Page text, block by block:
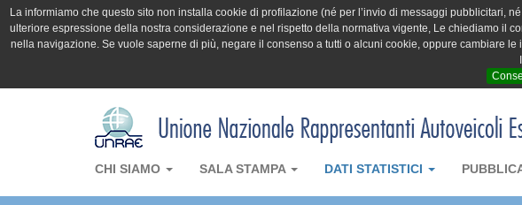
La informiamo che questo sito non installa cookie di profilazione (né per l’invio di messaggi pubblicitari,
ulteriore espressione della nostra considerazione e nel rispetto della normativa vigente, Le chiediamo il
nella navigazione. Se vuole saperne di più, negare il consenso a tutti o alcuni cookie, oppure cambiare
CHI SIAMO SALA STAMPA DATI STATISTICI